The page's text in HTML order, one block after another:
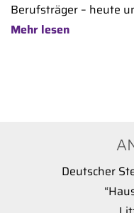
Berufsträger – heute
Mehr lesen
Deutscher